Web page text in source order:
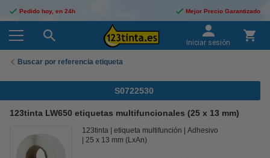
Pedido hoy, en 24h Mejor Precio Garantizado
Iniciar sesión
Buscar por referencia etiqueta
S0722530
123tinta LW650 etiquetas multifuncionales (25 x 13 mm)
123tinta etiqueta multifunción
Adhesivo
25 x 13 mm (LxAn)